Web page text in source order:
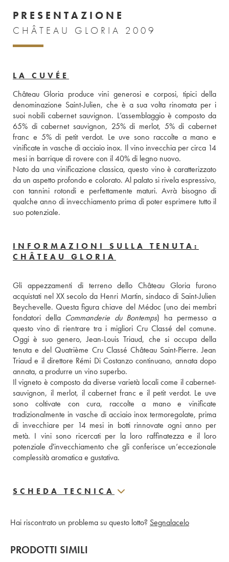
PRESENTAZIONE
CHÂTEAU GLORIA 2009
LA CUVÉE
Château Gloria produce vini generosi e corposi, tipici della
denominazione Saint-Julien, che è a sua volta rinomata per i
suoi nobili cabernet sauvignon. L’assemblaggio è composto da
65% di cabernet sauvignon, 25% di merlot, 5% di cabernet
franc e 5% di petit verdot. Le uve sono raccolte a mano e
vinificate in vasche di acciaio inox. Il vino invecchia per circa 14
mesi in barrique di rovere con il 40% di legno nuovo.
Nato da una vinificazione classica, questo vino è caratterizzato
da un aspetto profondo e colorato. Al palato si rivela espressivo,
con tannini rotondi e perfettamente maturi. Avrà bisogno di
qualche anno di invecchiamento prima di poter esprimere tutto il
suo potenziale.
INFORMAZIONI SULLA TENUTA:
CHÂTEAU GLORIA
Gli appezzamenti di terreno dello Château Gloria furono
acquistati nel XX secolo da Henri Martin, sindaco di Saint-Julien
Beychevelle. Questa figura chiave del Médoc (uno dei membri
fondatori della Commanderie du Bontemps) ha permesso a
questo vino di rientrare tra i migliori Cru Classé del comune.
Oggi è suo genero, Jean-Louis Triaud, che si occupa della
tenuta e del Quatrième Cru Classé Château Saint-Pierre. Jean
Triaud e il direttore Rémi Di Costanzo continuano, annata dopo
annata, a produrre un vino superbo.
Il vigneto è composto da diverse varietà locali come il cabernet-
sauvignon, il merlot, il cabernet franc e il petit verdot. Le uve
sono coltivate con cura, raccolte a mano e vinificate
tradizionalmente in vasche di acciaio inox termoregolate, prima
di invecchiare per 14 mesi in botti rinnovate ogni anno per
metà. I vini sono ricercati per la loro raffinatezza e il loro
potenziale d'invecchiamento che gli conferisce un’eccezionale
complessità aromatica e gustativa.
SCHEDA TECNICA
Hai riscontrato un problema su questo lotto? Segnalacelo
PRODOTTI SIMILI